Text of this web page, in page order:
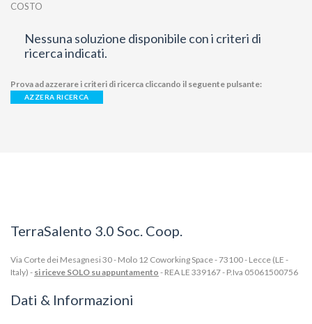
COSTO
Nessuna soluzione disponibile con i criteri di
ricerca indicati.
Prova ad azzerare i criteri di ricerca cliccando il seguente pulsante:
AZZERA RICERCA
TerraSalento 3.0 Soc. Coop.
Via Corte dei Mesagnesi 30 - Molo 12 Coworking Space - 73100 - Lecce (LE -
Italy) - si riceve SOLO su appuntamento - REA LE 339167 - P.Iva 05061500756
Dati & Informazioni